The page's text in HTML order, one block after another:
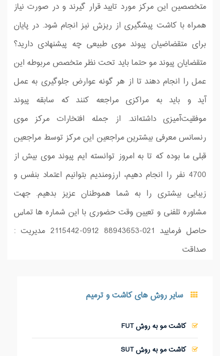
متخصصین این مركز مورد تایید قرار گیرند و در صورت نیاز
همراه با كاشت پیشگیری از ریزش نیز انجام شود. در پایان
برای متقضاضیان پیوند موی طبیعی چه پیشنهادی دارید؟
متقضایان پیوند مو حتما باید تحت نظر متخصص مربوطه این
عمل را انجام دهند تا از هر گونه عوارض جلوگیری به عمل
آید و باید به مراکزی مراجعه کنند که سابقه پیوند
موفقیت‌آمیزی داشته‌اند. از جمله افتخارات مركز موی
رنسانس معرفی بیشترین مراجعین این مركز توسط مراجعین
قبلی ما بوده كه تا به امروز توانسته ایم پیوند موی بیش از
4700 نفر را انجام دهیم، ارزومندیم بتوانیم اعتماد بنفس و
زیبایی بیشتری را به شما هموطنان عزیز بدهیم. جهت
مشاوره تلفنی و تعیین وقت حضوری با این شماره ها تماس
حاصل فرمایید 021-88943653 0912-2115442 مدیریت :
صداقت
سایر روش های کاشت و ترمیم
کاشت مو به روش FUT
کاشت مو به روش SUT